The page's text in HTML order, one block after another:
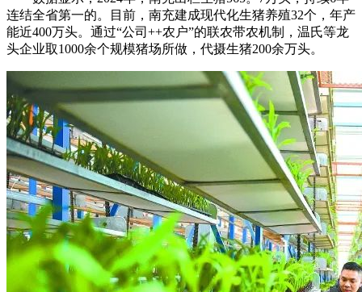
连结全省第一的。目前，南充建成现代化生猪养殖32个，年产
能近400万头。通过“公司++农户”的联农带农机制，温氏等龙
头企业取1000余个规模猪场所做，代摄生猪200余万头。